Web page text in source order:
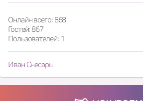
Онлайн всего: 868
Гостей: 867
Пользователей: 1
Иван Снесарь